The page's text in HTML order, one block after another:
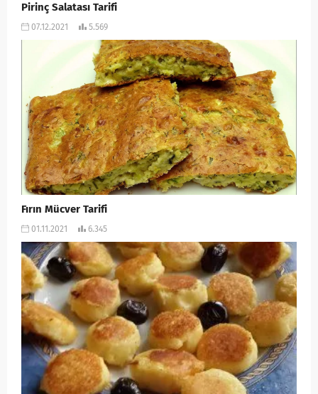
Pirinç Salatası Tarifi
07.12.2021 5.569
Fırın Mücver Tarifi
01.11.2021 6.345